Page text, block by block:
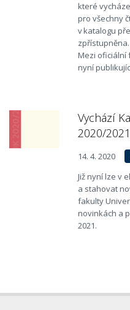
které
pro všechny
v katalogu
zpřístupněna.
Mezi oficiální
nyní
Vychází
2020/2021
14. 4. 2020
Již nyní lze v
a stahovat
fakulty
novinkách a
2021.